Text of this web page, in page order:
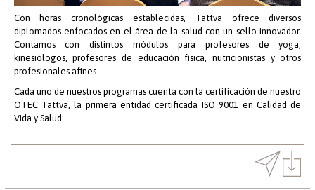
Con horas cronológicas establecidas, Tattva ofrece diversos
diplomados enfocados en el área de la salud con un sello innovador.
Contamos con distintos módulos para profesores de yoga,
kinesiólogos, profesores de educación física, nutricionistas y otros
profesionales afines.
Cada uno de nuestros programas cuenta con la certificación de nuestro
OTEC Tattva, la primera entidad certificada ISO 9001 en Calidad de
Vida y Salud.